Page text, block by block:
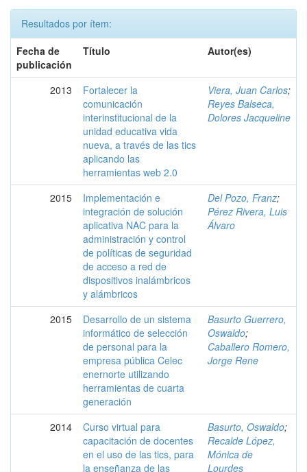
Resultados por ítem:
Fecha de
publicación
Título Autor(es)
2013
Fortalecer la
comunicación
interinstitucional de la
unidad educativa vida
nueva, a través de las tics
aplicando las
herramientas web 2.0
Viera, Juan Carlos;
Reyes Balseca,
Dolores Jacqueline
2015
Implementación e
integración de solución
aplicativa NAC para la
administración y control
de políticas de seguridad
de acceso a red de
dispositivos inalámbricos
y alámbricos
Del Pozo, Franz;
Pérez Rivera, Luis
Álvaro
2015
Desarrollo de un sistema
informático de selección
de personal para la
empresa pública Celec
enernorte utilizando
herramientas de cuarta
generación
Basurto Guerrero,
Oswaldo;
Caballero Romero,
Jorge Rene
2014
Curso virtual para
capacitación de docentes
en el uso de las tics, para
la enseñanza de las
Basurto, Oswaldo;
Recalde López,
Mónica de
Lourdes